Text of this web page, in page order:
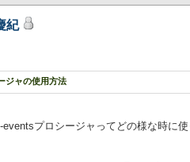
紀
ジャの使用方法
プロシージャってどの様な時に